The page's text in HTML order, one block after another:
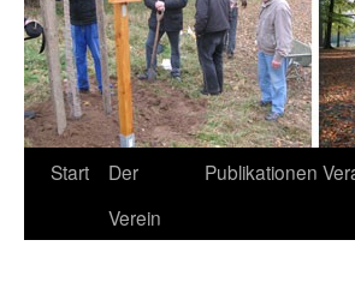
Start
Der
Verein
Publikationen